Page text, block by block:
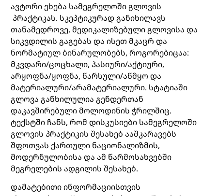
ავტორი ეხება სამეგრელოში გლოვის
პრაქტიკას. სკეპტიკურად განიხილავს
თანამედროვე, მედიკალიზებული გლოვისა და
სიკვდილის გაგებას და ისეთ მკაცრ და
ნორმატიულ ბინარულობებს, როგორებიცაა:
მკვდარი/ცოცხალი, პასიური/აქტიური,
არყოფნა/ყოფნა, წარსული/აწმყო და
მატერიალური/არამატერიალური. სტატიაში
გლოვა განხილულია გენდერთან
დაკავშირებული მოლოდინის ჭრილშიც.
ტექსტში ჩანს, რომ დისკუსიები სამეგრელოში
გლოვის პრაქტიკის შესახებ ააშკარავებს
შფოთვას ქართული ნაციონალიზმის,
მოდერნულობისა და ამ წარმოსახვებში
მეგრელების ადგილის შესახებ.
დამატებითი ინფორმაციისთვის